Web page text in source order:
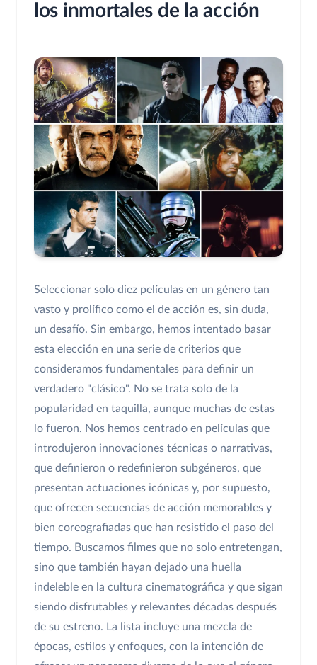
los inmortales de la acción
Seleccionar solo diez películas en un género tan
vasto y prolífico como el de acción es, sin duda,
un desafío. Sin embargo, hemos intentado basar
esta elección en una serie de criterios que
consideramos fundamentales para definir un
verdadero "clásico". No se trata solo de la
popularidad en taquilla, aunque muchas de estas
lo fueron. Nos hemos centrado en películas que
introdujeron innovaciones técnicas o narrativas,
que definieron o redefinieron subgéneros, que
presentan actuaciones icónicas y, por supuesto,
que ofrecen secuencias de acción memorables y
bien coreografiadas que han resistido el paso del
tiempo. Buscamos filmes que no solo entretengan,
sino que también hayan dejado una huella
indeleble en la cultura cinematográfica y que sigan
siendo disfrutables y relevantes décadas después
de su estreno. La lista incluye una mezcla de
épocas, estilos y enfoques, con la intención de